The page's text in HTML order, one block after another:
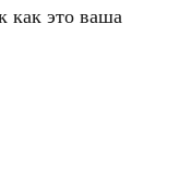
это ваша